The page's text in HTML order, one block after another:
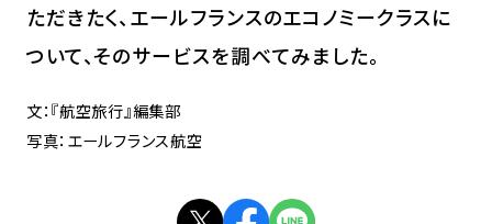
ただきたく、エールフランスのエコノミークラスに
ついて、そのサービスを調べてみました。
文：『航空旅行』編集部
写真：エールフランス航空